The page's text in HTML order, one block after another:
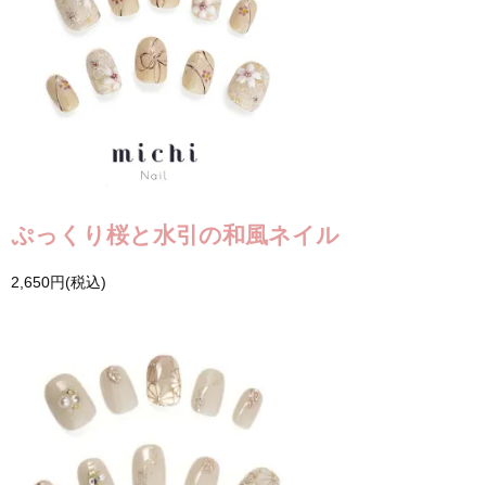
ぷっくり桜と水引の和風ネイル
2,650円(税込)